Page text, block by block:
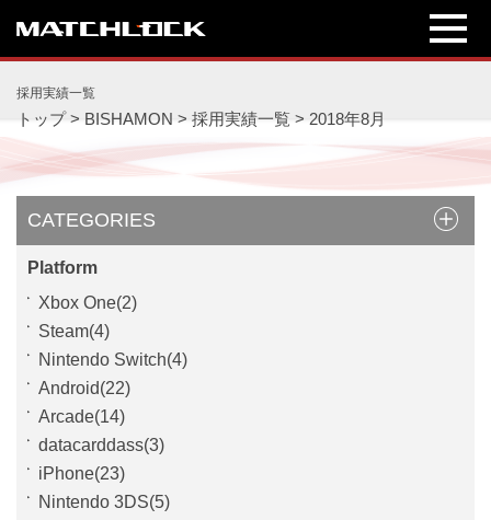
採用実績一覧
トップ> BISHAMON > 採用実績一覧 > 2018年8月
CATEGORIES
Platform
Xbox One(2)
Steam(4)
Nintendo Switch(4)
Android(22)
Arcade(14)
datacarddass(3)
iPhone(23)
Nintendo 3DS(5)